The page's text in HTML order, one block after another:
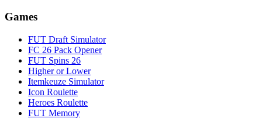
Games
FUT Draft Simulator
FC 26 Pack Opener
FUT Spins 26
Higher or Lower
Itemkeuze Simulator
Icon Roulette
Heroes Roulette
FUT Memory